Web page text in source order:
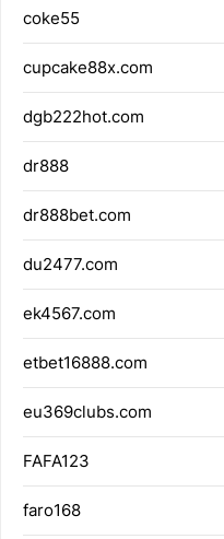
coke55
cupcake88x.com
dgb222hot.com
dr888
dr888bet.com
du2477.com
ek4567.com
etbet16888.com
eu369clubs.com
FAFA123
faro168